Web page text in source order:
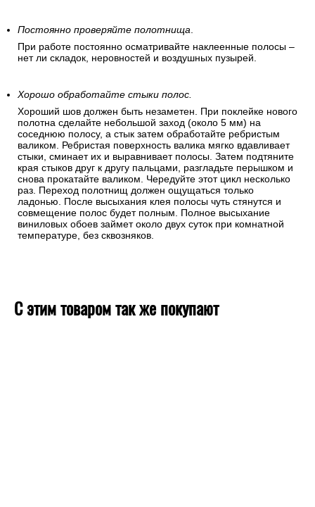
Постоянно проверяйте полотнища.
При работе постоянно осматривайте наклеенные полосы –
нет ли складок, неровностей и воздушных пузырей.
Хорошо обработайте стыки полос.
Хороший шов должен быть незаметен. При поклейке нового
полотна сделайте небольшой заход (около 5 мм) на
соседнюю полосу, а стык затем обработайте ребристым
валиком. Ребристая поверхность валика мягко вдавливает
стыки, сминает их и выравнивает полосы. Затем подтяните
края стыков друг к другу пальцами, разгладьте перышком и
снова прокатайте валиком. Чередуйте этот цикл несколько
раз. Переход полотнищ должен ощущаться только
ладонью. После высыхания клея полосы чуть стянутся и
совмещение полос будет полным. Полное высыхание
виниловых обоев займет около двух суток при комнатной
температуре, без сквозняков.
С этим товаром так же покупают